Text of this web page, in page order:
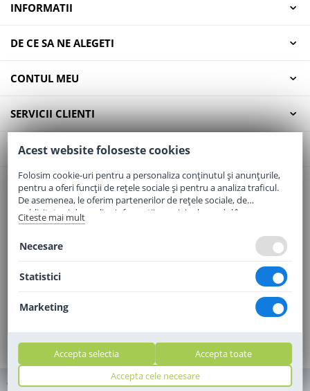
INFORMATII
DE CE SA NE ALEGETI
CONTUL MEU
SERVICII CLIENTI
CONTACT
Email:office@elaptepraf.ro
Telefon:0745-964-449
Adresa:Sos. Borsului, Nr. 20, Oradea, Jud. Bihor
© 2010 - 2010 - 2026 elaptepraf.ro. Toate drepturile rezervate
Acest website foloseste cookies
Folosim cookie-uri pentru a personaliza conținutul și anunțurile,
pentru a oferi funcții de rețele sociale și pentru a analiza traficul.
De asemenea, le oferim partenerilor de rețele sociale, de
publicitate și de analize informații cu privire la modul în care
folosiți site-ul nostru. Aceștia le pot combina cu alte informații
Citeste mai mult
Necesare
Statistici
Marketing
Accepta cele necesare
Accepta selectia Accepta toate